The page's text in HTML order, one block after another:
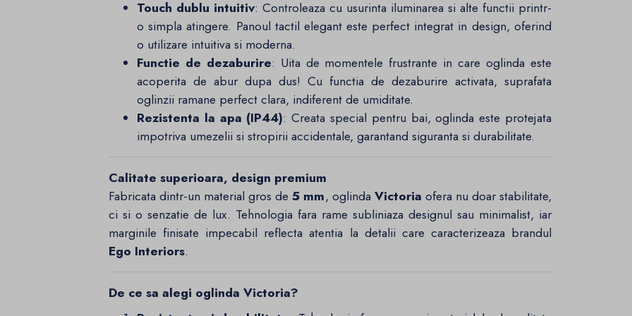
Touch dublu intuitiv: Controleaza cu usurinta iluminarea si alte functii printr-
o simpla atingere. Panoul tactil elegant este perfect integrat in design, oferind
o utilizare intuitiva si moderna.
Functie de dezaburire: Uita de momentele frustrante in care oglinda este
acoperita de abur dupa dus! Cu functia de dezaburire activata, suprafata
oglinzii ramane perfect clara, indiferent de umiditate.
Rezistenta la apa (IP44): Creata special pentru bai, oglinda este protejata
impotriva umezelii si stropirii accidentale, garantand siguranta si durabilitate.
Calitate superioara, design premium
Fabricata dintr-un material gros de5 mm, oglinda Victoria ofera nu doar stabilitate,
ci si o senzatie de lux. Tehnologia fara rame subliniaza designul sau minimalist, iar
marginile finisate impecabil reflecta atentia la detalii care caracterizeaza brandul
Ego Interiors.
De ce sa alegi oglinda Victoria?